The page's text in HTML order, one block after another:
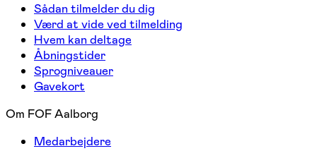
Sådan tilmelder du dig
Værd at vide ved tilmelding
Hvem kan deltage
Åbningstider
Sprogniveauer
Gavekort
Om FOF Aalborg
Medarbejdere